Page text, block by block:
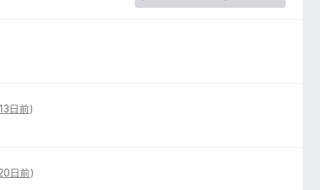
日前)
日前)